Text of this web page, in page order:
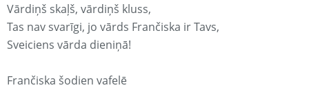
Vārdiņš skaļš, vārdiņš kluss,
Tas nav svarīgi, jo vārds Frančiska ir Tavs,
Sveiciens vārda dieniņā!
Frančiska šodien vafelē